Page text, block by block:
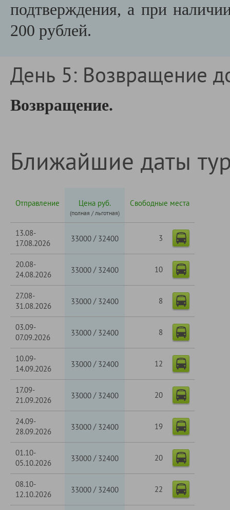
подтверждения, а при
200 рублей.
День 5: Возвращение
Возвращение.
Ближайшие даты
Отправление Цена руб.
(полная / льготная)
Свободные места
13.08-
17.08.2026
33000 / 32400 3
20.08-
24.08.2026
33000 / 32400 10
27.08-
31.08.2026
33000 / 32400 8
03.09-
07.09.2026
33000 / 32400 8
10.09-
14.09.2026
33000 / 32400 12
17.09-
21.09.2026
33000 / 32400 20
24.09-
28.09.2026
33000 / 32400 19
01.10-
05.10.2026
33000 / 32400 20
08.10-
12.10.2026
33000 / 32400 22